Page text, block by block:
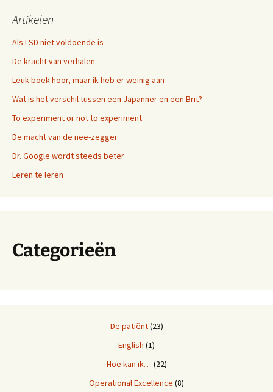
Artikelen
Als LSD niet voldoende is
De kracht van verhalen
Leuk boek hoor, maar ik heb er weinig aan
Wat is het verschil tussen een Japanner en een Brit?
To experiment or not to experiment
De macht van de nee-zegger
Dr. Google wordt steeds beter
Leren te leren
Categorieën
De patiënt(23)
English (1)
Hoe kan ik… (22)
Operational Excellence (8)